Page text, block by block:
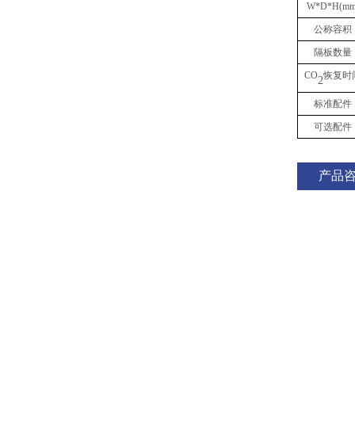
公称容积
隔板数量
CO2恢复时
标准配件
可选配件
产品